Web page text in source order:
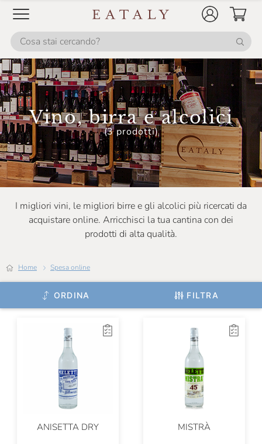
Vino, birra e alcolici
(3 prodotti)
I migliori vini, le migliori birre e gli alcolici più ricercati da
acquistare online. Arricchisci la tua cantina con dei
prodotti di alta qualità.
Home Spesa online
ORDINA FILTRA
Birrificio Amerino
Birrificio Antoniano
Birrificio Lambrate
Birrificio Maiella
Birrificio Milano
Birrificio Montegioco
Birrificio Del Ducato
Bisol
Blazic
Bodegas Faustino González
Bollinger
Borgo Castagni
Borgogno
Brandini
ANISETTA DRY MISTRÀ